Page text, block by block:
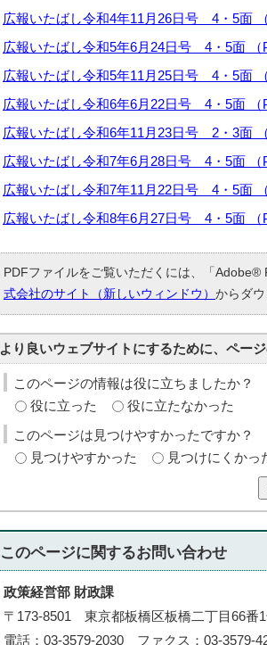
広報いたばし令和4年11月26日号 4・5面 （
広報いたばし令和5年6月24日号 4・5面 （
広報いたばし令和5年11月25日号 4・5面 （
広報いたばし令和6年6月22日号 4・5面 （
広報いたばし令和6年11月23日号 2・3面 （
広報いたばし令和7年6月28日号 4・5面 （
広報いたばし令和7年11月22日号 4・5面 （
広報いたばし令和8年6月27日号 4・5面 （
PDFファイルをご覧いただくには、「
式会社のサイト（新しいウィンドウ） からダウ
より良いウェブサイトにするために、ペー
このページの情報は役に立ちましたか？
役に立った
役に立たなかった
このページは見つけやすかったですか？
見つけやすかった
見つけにくかっ
このページに関するお問い合わせ
政策経営部 財政課
〒173-8501 東京都板橋区板橋二丁目66番
電話：03-3579-2030 ファクス：03-3579-